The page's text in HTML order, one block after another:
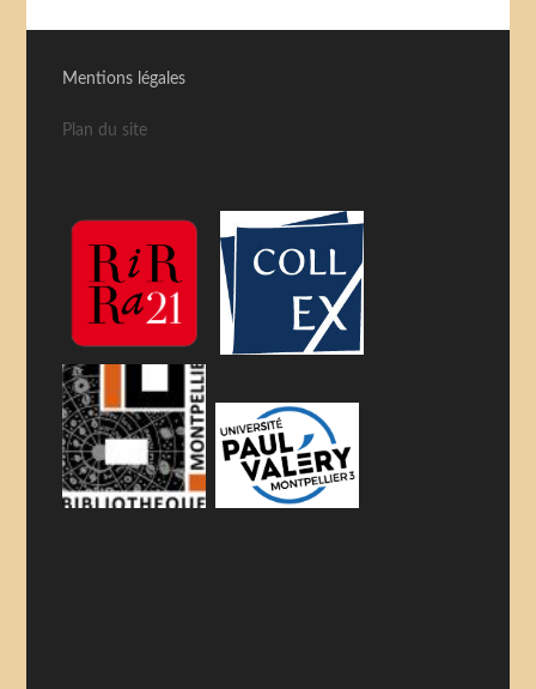
Mentions légales
Plan du site